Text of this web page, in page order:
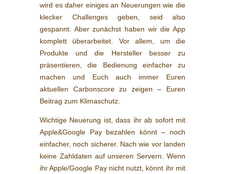
wird es daher einiges an Neuerungen wie die
klecker Challenges geben, seid also
gespannt. Aber zunächst haben wir die App
komplett überarbeitet. Vor allem, um die
Produkte und die Hersteller besser zu
präsentieren, die Bedienung einfacher zu
machen und Euch auch immer Euren
aktuellen Carbonscore zu zeigen – Euren
Beitrag zum Klimaschutz.
Wichtige Neuerung ist, dass ihr ab sofort mit
Apple&Google Pay bezahlen könnt – noch
einfacher, noch sicherer. Nach wie vor landen
keine Zahldaten auf unseren Servern. Wenn
ihr Apple/Google Pay nicht nutzt, könnt ihr mit